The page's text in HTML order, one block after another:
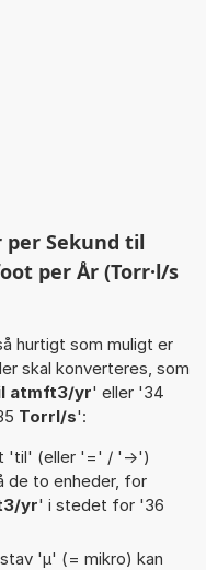
per Sekund til
per År (Torr·l/s
hurtigt som muligt er
skal konverteres, som
atmft3/yr' eller '34
Torrl/s':
'til' (eller '=' / '->')
de to enheder, for
yr' i stedet for '36
'µ' (= mikro) kan